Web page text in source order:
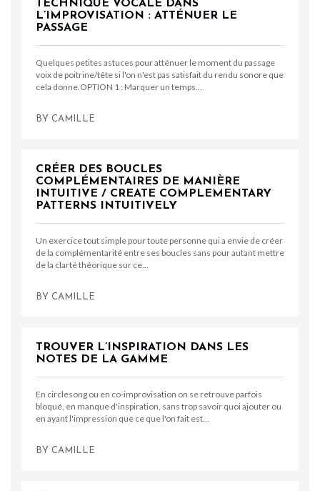
TECHNIQUE VOCALE DANS
L’IMPROVISATION : ATTÉNUER LE
PASSAGE
Quelques petites astuces pour atténuer le moment du passage
voix de poitrine/tête si l'on n'est pas satisfait du rendu sonore que
cela donne.OPTION 1 : Marquer un temps…
BY CAMILLE
CRÉER DES BOUCLES
COMPLÉMENTAIRES DE MANIÈRE
INTUITIVE / CREATE COMPLEMENTARY
PATTERNS INTUITIVELY
Un exercice tout simple pour toute personne qui a envie de créer
de la complémentarité entre ses boucles sans pour autant mettre
de la clarté théorique sur ce…
BY CAMILLE
TROUVER L’INSPIRATION DANS LES
NOTES DE LA GAMME
En circlesong ou en co-improvisation on se retrouve parfois
bloqué, en manque d'inspiration, sans trop savoir quoi ajouter ou
en ayant l'impression que ce que l'on fait est…
BY CAMILLE